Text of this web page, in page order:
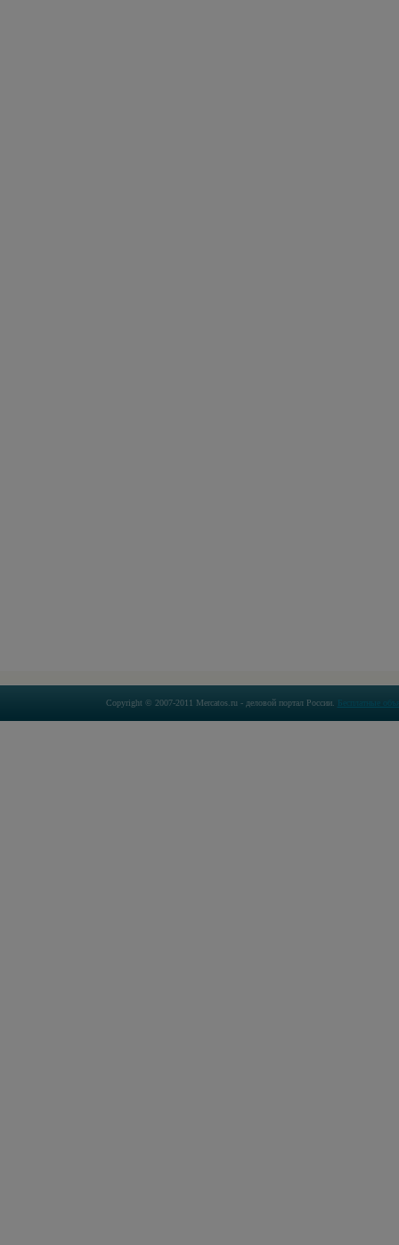
Copyright © 2007-2011 Mercatos.ru - деловой портал России. Бесплатные